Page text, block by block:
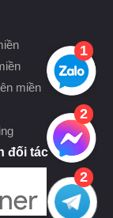
miền
đối tác
1
2
2